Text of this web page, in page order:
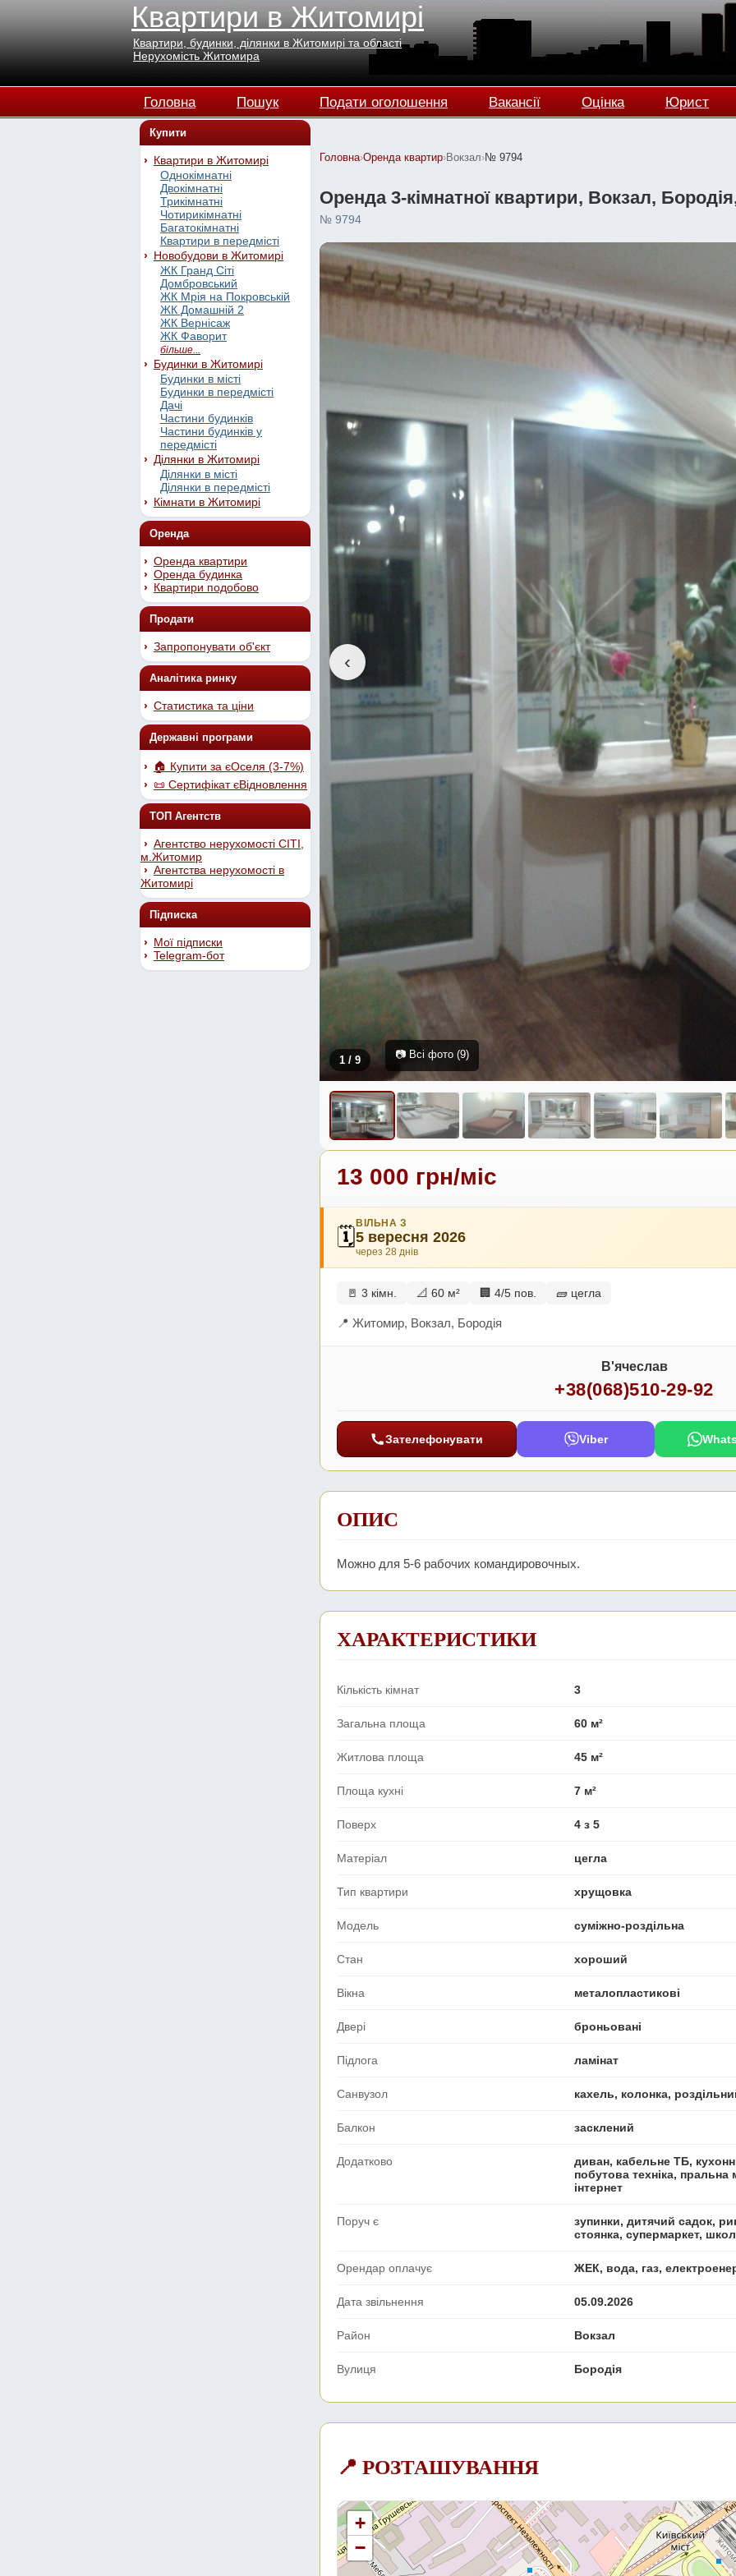
Квартири в Житомирі
Квартири, будинки, ділянки в Житомирі та області
Нерухомість Житомира
Головна Пошук Подати оголошення Вакансії Оцінка Юрист
Купити
Квартири в Житомирі
Однокімнатні
Двокімнатні
Трикімнатні
Чотирикімнатні
Багатокімнатні
Квартири в передмісті
Новобудови в Житомирі
ЖК Гранд Сіті
Домбровський
ЖК Мрія на Покровській
ЖК Домашній 2
ЖК Вернісаж
ЖК Фаворит
більше...
Будинки в Житомирі
Будинки в місті
Будинки в передмісті
Дачі
Частини будинків
Частини будинків у
передмісті
Ділянки в Житомирі
Ділянки в місті
Ділянки в передмісті
Кімнати в Житомирі
Оренда
Оренда квартири
Оренда будинка
Квартири подобово
Продати
Запропонувати об'єкт
Аналітика ринку
Статистика та ціни
Державні програми
🏠 Купити за єОселя (3-7%)
📜 Сертифікат єВідновлення
ТОП Агентств
Агентство нерухомості СІТІ,
м.Житомир
Агентства нерухомості в
Житомирі
Підписка
Мої підписки
Telegram-бот
Головна›Оренда квартир›Вокзал›№ 9794
Оренда 3-кімнатної квартири, Вокзал,
№ 9794
‹
1 / 9 📷 Всі фото (9)
13 000 грн/міс
🗓
ВІЛЬНА З
5 вересня 2026
через 28 днів
🚪 3 кімн. 📐 60 м² 🏢 4/5 пов. 🧱 цегла
📍 Житомир, Вокзал, Бородія
В'ячеслав
+38(068)510-29-92
Зателефонувати Viber
ОПИС
Можно для 5-6 рабочих командировочных.
ХАРАКТЕРИСТИКИ
Кількість кімнат 3
Загальна площа 60 м²
Житлова площа 45 м²
Площа кухні 7 м²
Поверх 4 з 5
Матеріал цегла
Тип квартири хрущовка
Модель суміжно-роздільна
Стан хороший
Вікна металопластикові
Двері броньовані
Підлога ламінат
Санвузол кахель, колонка,
Балкон засклений
Додатково
диван, кабельне ТБ,
побутова техніка,
інтернет
Поруч є
зупинки, дитячий садок,
стоянка, супермаркет,
Орендар оплачує ЖЕК, вода, газ,
Дата звільнення 05.09.2026
Район Вокзал
Вулиця Бородія
📍 РОЗТАШУВАННЯ
+
−